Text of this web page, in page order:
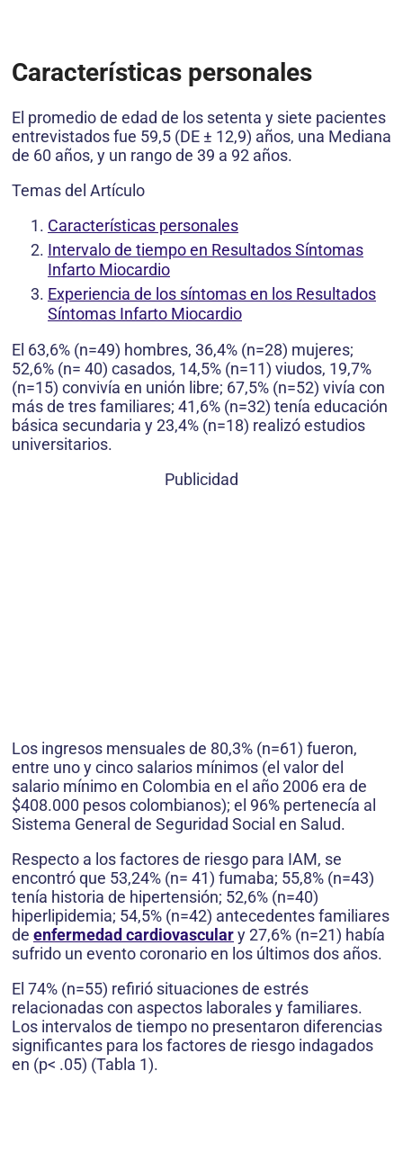
Características personales
El promedio de edad de los setenta y siete pacientes
entrevistados fue 59,5 (DE ± 12,9) años, una Mediana
de 60 años, y un rango de 39 a 92 años.
Temas del Artículo
Características personales
Intervalo de tiempo en Resultados Síntomas
Infarto Miocardio
Experiencia de los síntomas en los Resultados
Síntomas Infarto Miocardio
El 63,6% (n=49) hombres, 36,4% (n=28) mujeres;
52,6% (n= 40) casados, 14,5% (n=11) viudos, 19,7%
(n=15) convivía en unión libre; 67,5% (n=52) vivía con
más de tres familiares; 41,6% (n=32) tenía educación
básica secundaria y 23,4% (n=18) realizó estudios
universitarios.
Publicidad
Los ingresos mensuales de 80,3% (n=61) fueron,
entre uno y cinco salarios mínimos (el valor del
salario mínimo en Colombia en el año 2006 era de
$408.000 pesos colombianos); el 96% pertenecía al
Sistema General de Seguridad Social en Salud.
Respecto a los factores de riesgo para IAM, se
encontró que 53,24% (n= 41) fumaba; 55,8% (n=43)
tenía historia de hipertensión; 52,6% (n=40)
hiperlipidemia; 54,5% (n=42) antecedentes familiares
de enfermedad cardiovasculary 27,6% (n=21) había
sufrido un evento coronario en los últimos dos años.
El 74% (n=55) refirió situaciones de estrés
relacionadas con aspectos laborales y familiares.
Los intervalos de tiempo no presentaron diferencias
significantes para los factores de riesgo indagados
en (p< .05) (Tabla 1).